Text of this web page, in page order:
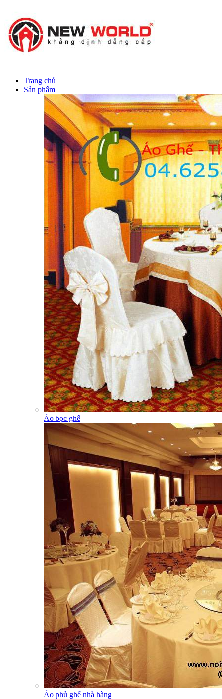
Trang chủ
Sản phẩm
Áo bọc ghế
Áo phủ ghế nhà hàng